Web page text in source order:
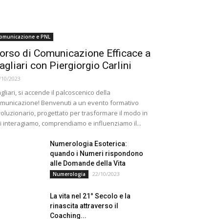
e PNL
di Comunicazione Efficace a
con Piergiorgio Carlini
2023
si accende il palcoscenico della
Benvenuti a un evento formativo
progettato per trasformare il modo in
interagiamo, comprendiamo e influenziamo il...
Numerologia Esoterica:
quando i Numeri rispondono
alle Domande della Vita
Numerologia 22/10/2023
La vita nel 21° Secolo e la
rinascita attraverso il
Coaching...